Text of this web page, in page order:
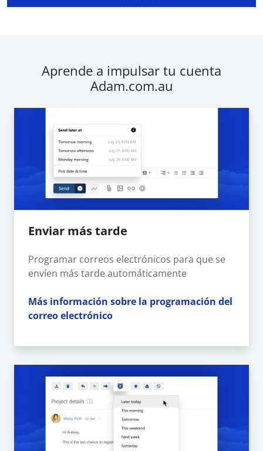
Aprende a impulsar tu cuenta
Adam.com.au
Enviar más tarde
Programar correos electrónicos para que se
envíen más tarde automáticamente
Más información sobre la programación del
correo electrónico